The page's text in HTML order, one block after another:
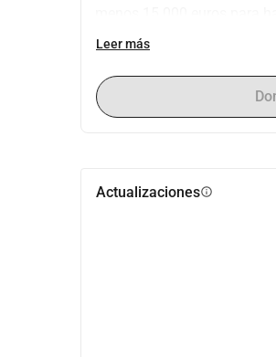
inmensa!
Leer más
Actualizacionesinfo